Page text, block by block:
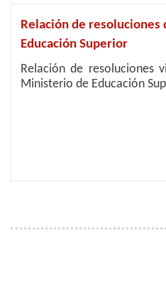
Relación de
Educación Superior
Relación de resoluciones
Ministerio de Educación